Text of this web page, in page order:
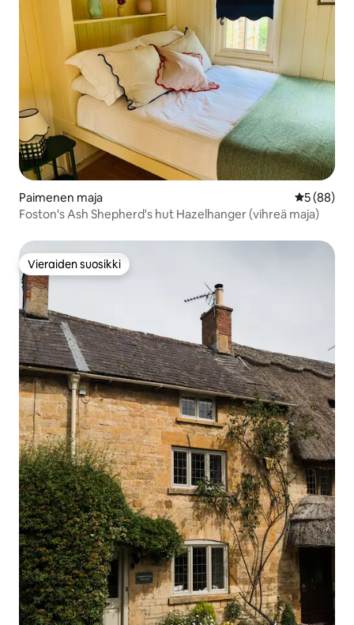
Paimenen maja
5 (88)
Foston's Ash Shepherd's hut Hazelhanger (vihreä maja)
Vieraiden suosikki
Vieraiden suosikki